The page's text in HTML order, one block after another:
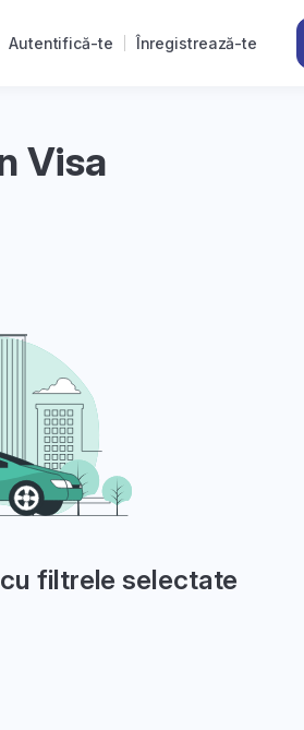
Autentifică-te Înregistrează-te
Visa
filtrele selectate